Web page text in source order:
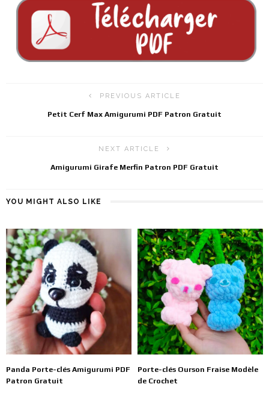
PREVIOUS ARTICLE
Petit Cerf Max Amigurumi PDF Patron Gratuit
NEXT ARTICLE
Amigurumi Girafe Merfin Patron PDF Gratuit
YOU MIGHT ALSO LIKE
Panda Porte-clés Amigurumi PDF
Patron Gratuit
Porte-clés Ourson Fraise Modèle
de Crochet